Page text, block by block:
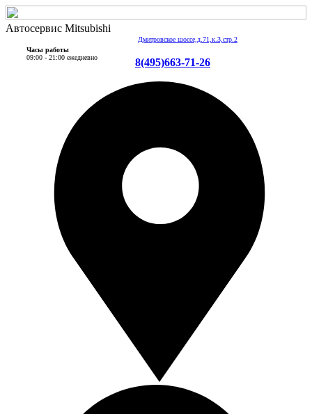
Автосервис Mitsubishi
Дмитровское шоссе,д.71,к.3,стр.2
Часы работы
09:00 - 21:00 ежедневно
8(495)663-71-26